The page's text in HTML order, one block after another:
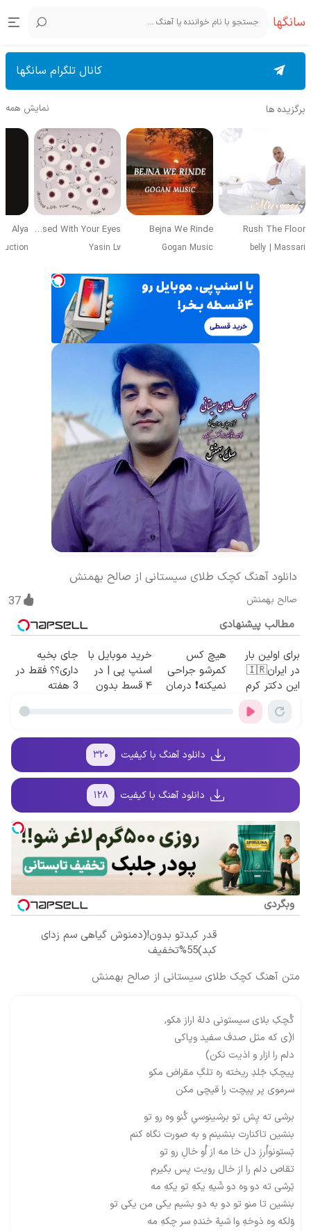
سانگها
کانال تلگرام سانگها
برگزیده ها نمایش همه
Rush The Floor
belly | Massari
Bejna We Rinde
Gogan Music
Obsessed With Your Eyes
Yasin Lv
Alya
دانلود آهنگ کچک طلای سیستانی از صالح بهمنش
صالح بهمنش 37
مطالب پیشنهادی
برای اولین بار
در ایران🇮🇷
این دکتر کرم
ترمیم کننده 23
روزه ساخت!
هیچ کس
کمرشو جراحی
نمیکنه❗ درمان
خرید موبایل با
اسنپ پی | در
۴ قسط بدون
جای بخیه
داری؟؟ فقط در
3 هفته
دانلود آهنگ با کیفیت ۳۲۰
دانلود آهنگ با کیفیت ۱۲۸
وبگردی
قدر کبدتو بدون!(دمنوش گیاهی سم زدای
کبد)55%تخفیف
متن آهنگ کچک طلای سیستانی از صالح بهمنش
کُچکِ بلای سیستونی دلهٓ اراز مٓکو,
ا(ی که مثل صدف سفید وپاکی
دلم را ازار و اذیت نکن)
پیچکِ جٓلدِ ریخته ره تلگِ مقراض مکو
سرموی پر پیچت را قیچی مکن
برشی ته پِش تو برشینوسیِ کُنو وه رو تو
بنشین تاکنارت بنشینم و به صورت نگاه کنم
بٓستونواُرزِ دل خا مه از اُو خالِ رو تو
تقاص دلم را از خال رویت پس بگیرم
بٓرشی ته دو وه دو شٓیهِ یکهِ تو یکهِ مه
بنشین تا منو تو دو به دو بشیم یکی من یکی تو
وٓلکه وه ذوخهِ وا شیهٓ خندهِ سر چکهِ مه